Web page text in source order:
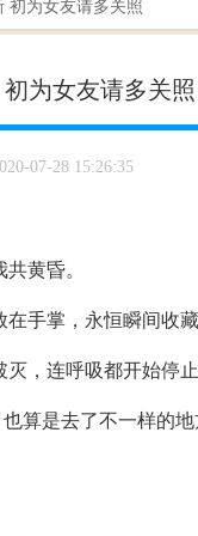
为女友请多关照
07-28 15:26:35
黄昏。
手掌，永恒瞬间收藏
，连呼吸都开始停止
算是去了不一样的